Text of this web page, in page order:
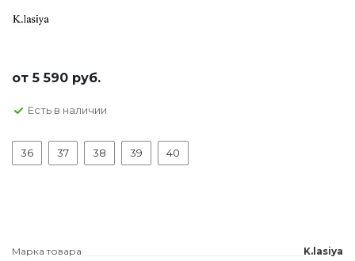
от5 590 руб.
Есть в наличии
36 37 38 39 40
Марка товара K.lasiya